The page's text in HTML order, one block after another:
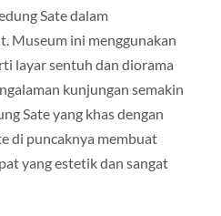
Sate dalam
Museum ini menggunakan
layar sentuh dan diorama
kunjungan semakin
Sate yang khas dengan
di puncaknya membuat
yang estetik dan sangat